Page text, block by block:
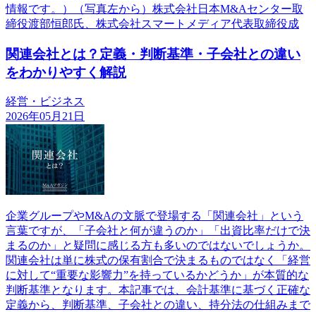
情報です。）（写真左から）株式会社日本M&Aセンター取
締役渡部恒郎氏、株式会社スマートメディア代表取締役成
関連会社とは？定義・判断基準・子会社との違い
をわかりやすく解説
経営・ビジネス
2026年05月21日
企業グループやM&Aの文脈で登場する「関連会社」という
言葉ですが、「子会社と何が違うのか」「出資比率だけで決
まるのか」と疑問に感じる方も多いのではないでしょうか。
関連会社は単に株式の保有割合で決まるものではなく「経営
に対して“重要な影響力”を持っているかどうか」が本質的な
判断基準となります。本記事では、会計基準に基づく正確な
定義から、判断基準、子会社との違い、持分法の仕組みまで